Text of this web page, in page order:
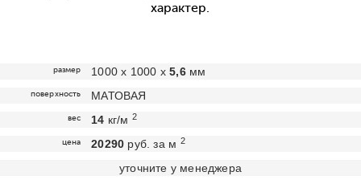
характер.
размер 1000 х 1000 х5,6мм
поверхность МАТОВАЯ
вес 14 кг/м 2
цена 20290 руб. за м 2
уточните у менеджера